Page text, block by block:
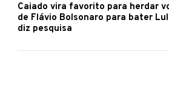
Caiado vira favorito para herdar
de Flávio Bolsonaro para bater
diz pesquisa